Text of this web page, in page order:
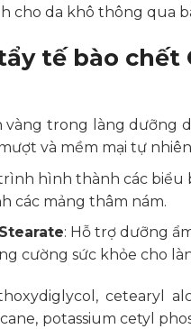
cho da khô thông qua
tế bào chết
trong làng dưỡng
và mềm mại tự
hình thành các biểu
các mảng thâm nám.
: Hỗ trợ dưỡng
cường sức khỏe cho
cetearyl
potassium cetyl